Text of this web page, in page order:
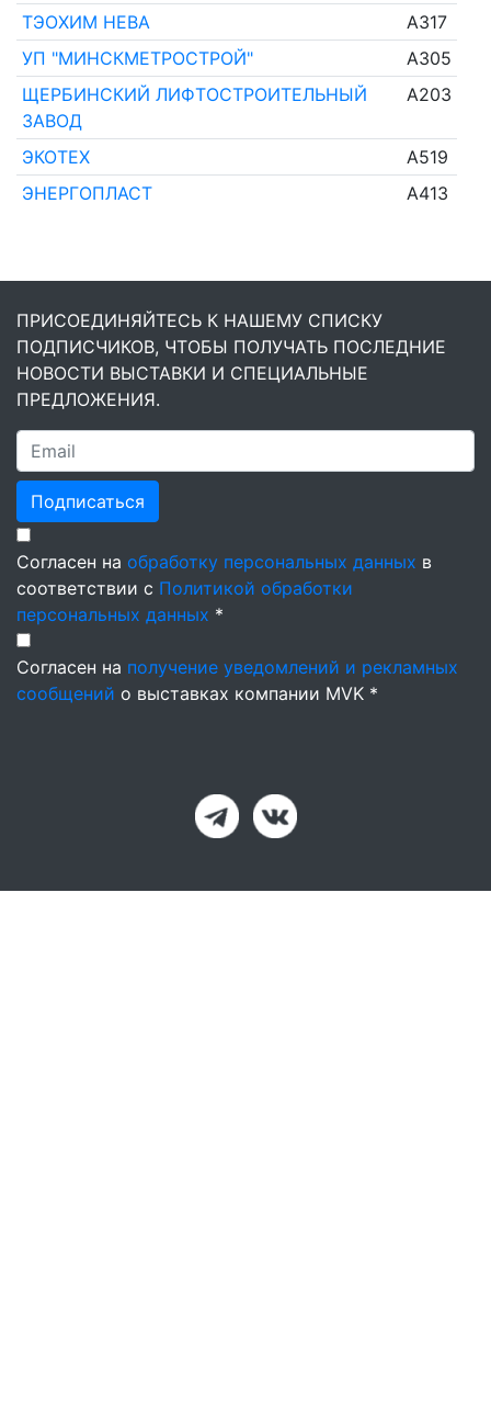
ТЭОХИМ НЕВА
A317
УП "МИНСКМЕТРОСТРОЙ"
A305
ЩЕРБИНСКИЙ ЛИФТОСТРОИТЕЛЬНЫЙ
ЗАВОД
A203
ЭКОТЕХ
A519
ЭНЕРГОПЛАСТ
A413
ПРИСОЕДИНЯЙТЕСЬ К НАШЕМУ СПИСКУ
ПОДПИСЧИКОВ, ЧТОБЫ ПОЛУЧАТЬ ПОСЛЕДНИЕ
НОВОСТИ ВЫСТАВКИ И СПЕЦИАЛЬНЫЕ
ПРЕДЛОЖЕНИЯ.
Подписаться
Согласен на обработку персональных данных в
соответствии с Политикой обработки
персональных данных *
Согласен на получение уведомлений и рекламных
сообщений о выставках компании MVK *